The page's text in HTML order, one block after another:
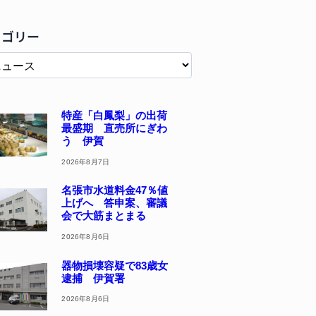
リー
特産「白鳳梨」の出荷
最盛期 直売所にぎわ
う 伊賀
2026年8月7日
名張市水道料金47％値
上げへ 答申案、審議
会で大筋まとまる
2026年8月6日
器物損壊容疑で83歳女
逮捕 伊賀署
2026年8月6日